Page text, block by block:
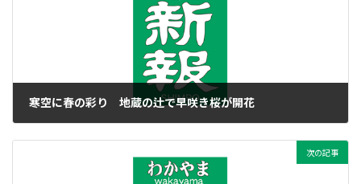
寒空に春の彩り 地蔵の辻で早咲き桜が開花
次の記事